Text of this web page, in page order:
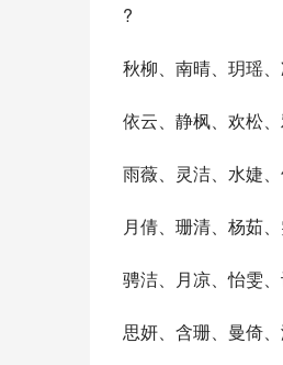
?
秋柳、南晴、玥瑶
依云、静枫、欢松
雨薇、灵洁、水婕
月倩、珊清、杨茹
骋洁、月凉、怡雯
思妍、含珊、曼倚